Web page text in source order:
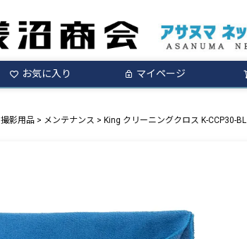
お気に入り マイページ
撮影用品 メンテナンス King クリーニングクロス K-CCP30-BL